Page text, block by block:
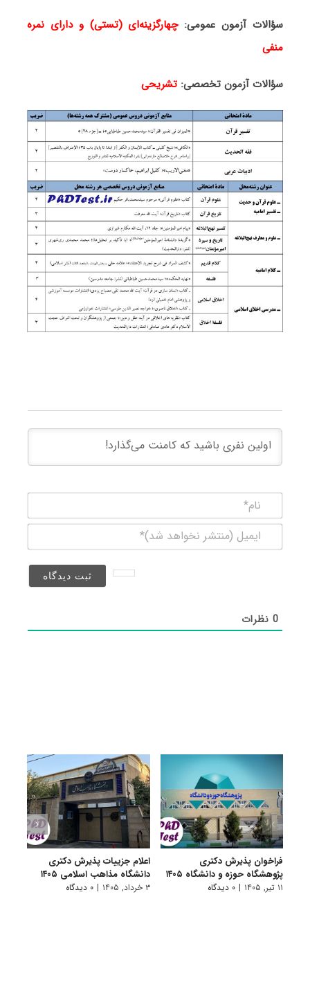
سؤاﻻت آزمون عمومی:چهارگزینه‌ای (تستی) و دارای نمره
منفی
سؤاﻻت آزمون تخصصی: تشریحی
(منتشر
0نظرات
فراخوان پذیرش دکتری
پژوهشگاه حوزه و دانشگاه ۱۴۰۵
۱۱ تیر, ۱۴۰۵ | ۰ دیدگاه
اعلام جزییات پذیرش دکتری
دانشگاه مذاهب اسلامی ۱۴۰۵
۳ خرداد, ۱۴۰۵ | ۰ دیدگاه